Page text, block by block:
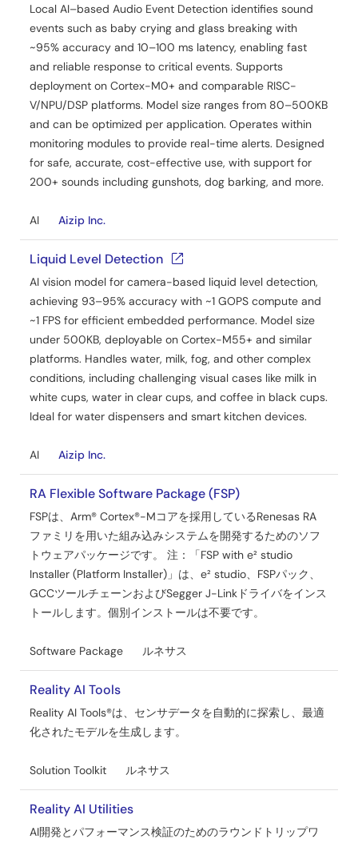
Local AI–based Audio Event Detection identifies sound
events such as baby crying and glass breaking with
~95% accuracy and 10–100 ms latency, enabling fast
and reliable response to critical events. Supports
deployment on Cortex-M0+ and comparable RISC-
V/NPU/DSP platforms. Model size ranges from 80–500KB
and can be optimized per application. Operates within
monitoring modules to provide real-time alerts. Designed
for safe, accurate, cost-effective use, with support for
200+ sounds including gunshots, dog barking, and more.
AI Aizip Inc.
Liquid Level Detection
AI vision model for camera-based liquid level detection,
achieving 93–95% accuracy with ~1 GOPS compute and
~1 FPS for efficient embedded performance. Model size
under 500KB, deployable on Cortex-M55+ and similar
platforms. Handles water, milk, fog, and other complex
conditions, including challenging visual cases like milk in
white cups, water in clear cups, and coffee in black cups.
Ideal for water dispensers and smart kitchen devices.
AI Aizip Inc.
RA Flexible Software Package (FSP)
FSPは、Arm® Cortex®-Mコアを採用しているRenesas RA
ファミリを用いた組み込みシステムを開発するためのソフ
トウェアパッケージです。 注：「FSP with e² studio
Installer (Platform Installer)」は、e² studio、FSPパック、
GCCツールチェーンおよびSegger J-Linkドライバをインス
トールします。個別インストールは不要です。
Software Package ルネサス
Reality AI Tools
Reality AI Tools®は、センサデータを自動的に探索し、最適
化されたモデルを生成します。
Solution Toolkit ルネサス
Reality AI Utilities
AI開発とパフォーマンス検証のためのラウンドトリップワ